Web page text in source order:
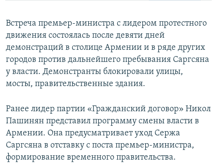
Встреча премьер-министра с лидером протестного
движения состоялась после девяти дней
демонстраций в столице Армении и в ряде других
городов против дальнейшего пребывания Саргсяна
у власти. Демонстранты блокировали улицы,
мосты, правительственные здания.
Ранее лидер партии «Гражданский договор» Никол
Пашинян представил программу смены власти в
Армении. Она предусматривает уход Сержа
Саргсяна в отставку с поста премьер-министра,
формирование временного правительства.